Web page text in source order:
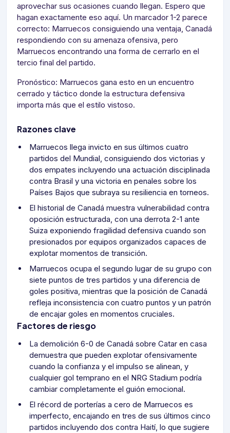
aprovechar sus ocasiones cuando llegan. Espero que
hagan exactamente eso aquí. Un marcador 1-2 parece
correcto: Marruecos consiguiendo una ventaja, Canadá
respondiendo con su amenaza ofensiva, pero
Marruecos encontrando una forma de cerrarlo en el
tercio final del partido.
Pronóstico: Marruecos gana esto en un encuentro
cerrado y táctico donde la estructura defensiva
importa más que el estilo vistoso.
Razones clave
Marruecos llega invicto en sus últimos cuatro
partidos del Mundial, consiguiendo dos victorias y
dos empates incluyendo una actuación disciplinada
contra Brasil y una victoria en penales sobre los
Países Bajos que subraya su resiliencia en torneos.
El historial de Canadá muestra vulnerabilidad contra
oposición estructurada, con una derrota 2-1 ante
Suiza exponiendo fragilidad defensiva cuando son
presionados por equipos organizados capaces de
explotar momentos de transición.
Marruecos ocupa el segundo lugar de su grupo con
siete puntos de tres partidos y una diferencia de
goles positiva, mientras que la posición de Canadá
refleja inconsistencia con cuatro puntos y un patrón
de encajar goles en momentos cruciales.
Factores de riesgo
La demolición 6-0 de Canadá sobre Catar en casa
demuestra que pueden explotar ofensivamente
cuando la confianza y el impulso se alinean, y
cualquier gol temprano en el NRG Stadium podría
cambiar completamente el guión emocional.
El récord de porterías a cero de Marruecos es
imperfecto, encajando en tres de sus últimos cinco
partidos incluyendo dos contra Haití, lo que sugiere